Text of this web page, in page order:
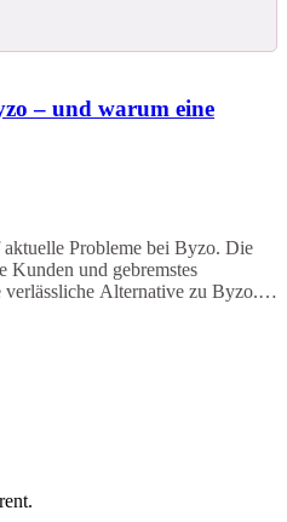
– und warum eine
Probleme bei Byzo. Die
Kunden und gebremstes
Alternative zu Byzo.
sofort Ergebnisse liefert. Die
oft zuverlässig, stoßen aber bei
Verzögerungen,
Skalierbarkeit
Händler. Umsatzverluste
oder